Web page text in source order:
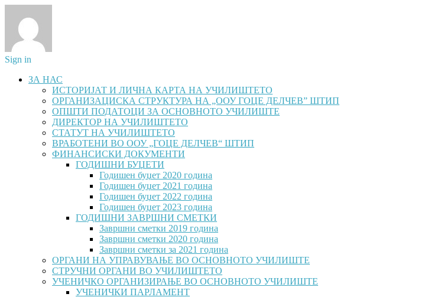
Sign in
ЗА НАС
ИСТОРИЈАТ И ЛИЧНА КАРТА НА УЧИЛИШТЕТО
ОРГАНИЗАЦИСКА СТРУКТУРА НА „ООУ ГОЦЕ ДЕЛЧЕВ” ШТИП
ОПШТИ ПОДАТОЦИ ЗА ОСНОВНОТО УЧИЛИШТЕ
ДИРЕКТОР НА УЧИЛИШТЕТО
СТАТУТ НА УЧИЛИШТЕТО
ВРАБОТЕНИ ВО ООУ „ГОЦЕ ДЕЛЧЕВ“ ШТИП
ФИНАНСИСКИ ДОКУМЕНТИ
ГОДИШНИ БУЏЕТИ
Годишен буџет 2020 година
Годишен буџет 2021 година
Годишен буџет 2022 година
Годишен буџет 2023 година
ГОДИШНИ ЗАВРШНИ СМЕТКИ
Завршни сметки 2019 година
Завршни сметки 2020 година
Завршни сметки за 2021 година
ОРГАНИ НА УПРАВУВАЊЕ ВО ОСНОВНОТО УЧИЛИШТЕ
СТРУЧНИ ОРГАНИ ВО УЧИЛИШТЕТО
УЧЕНИЧКО ОРГАНИЗИРАЊЕ ВО ОСНОВНОТО УЧИЛИШТЕ
УЧЕНИЧКИ ПАРЛАМЕНТ